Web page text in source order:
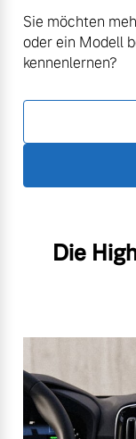
Sie möchten
oder ein Modell
kennenlernen?
Die